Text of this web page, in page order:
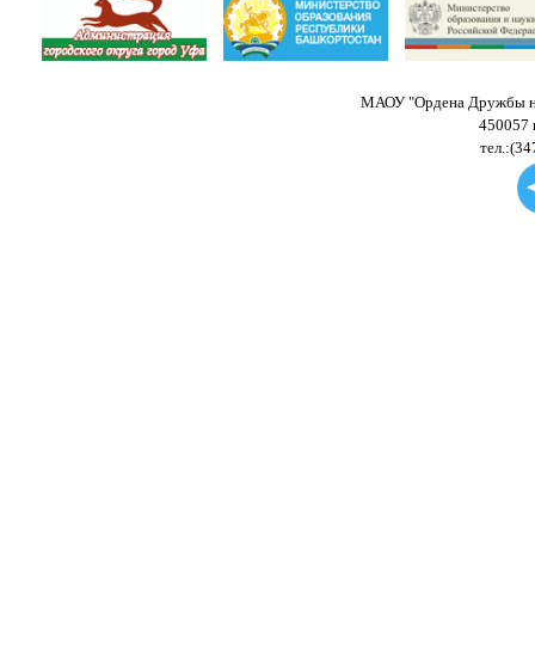
МАОУ "Ордена Дружбы
450057